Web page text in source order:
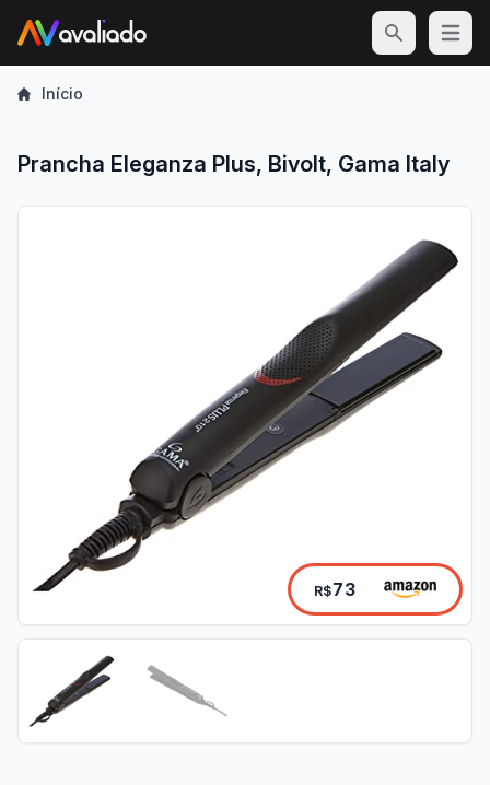
Open
Início
Prancha Eleganza Plus, Bivolt, Gama Italy
R$73